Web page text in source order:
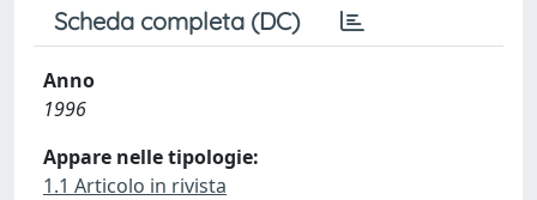
Scheda completa (DC)
Anno
1996
Appare nelle tipologie:
1.1 Articolo in rivista